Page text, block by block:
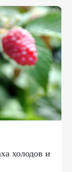
холодов и